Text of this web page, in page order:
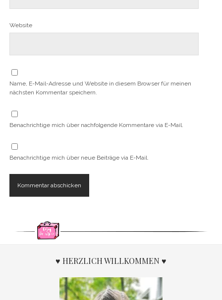
Website
Name, E-Mail-Adresse und Website in diesem Browser für meinen
nächsten Kommentar speichern.
Benachrichtige mich über nachfolgende Kommentare via E-Mail.
Benachrichtige mich über neue Beiträge via E-Mail.
♥ HERZLICH WILLKOMMEN ♥